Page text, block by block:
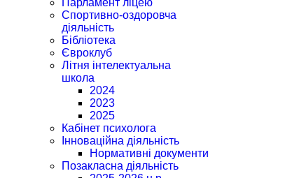
Парламент ліцею
Спортивно-оздоровча
діяльність
Бібліотека
Євроклуб
Літня інтелектуальна
школа
2024
2023
2025
Кабінет психолога
Інноваційна діяльність
Нормативні документи
Позакласна діяльність